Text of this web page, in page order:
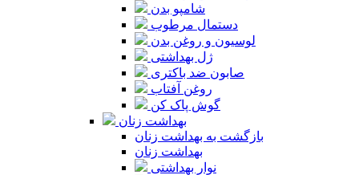
شامپو بدن
دستمال مرطوب
لوسیون و روغن بدن
ژل بهداشتی
صابون ضد باکتری
روغن آفتاب
گوش پاک کن
بهداشت زنان
بازگشت به بهداشت زنان
بهداشت زنان
نوار بهداشتی